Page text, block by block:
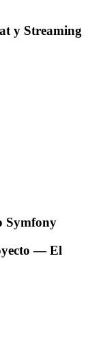
y Streaming
Symfony
— El